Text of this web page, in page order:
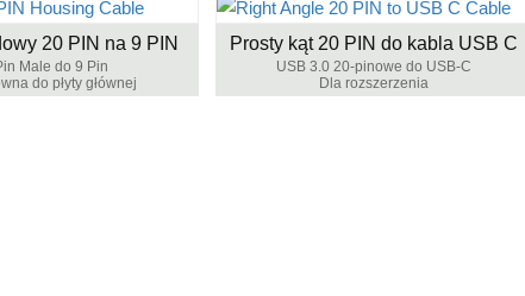
20 PIN na 9 PIN
Male do 9 Pin
do płyty głównej
Prosty kąt 20 PIN do kabla USB C
USB 3.0 20-pinowe do USB-C
Dla rozszerzenia